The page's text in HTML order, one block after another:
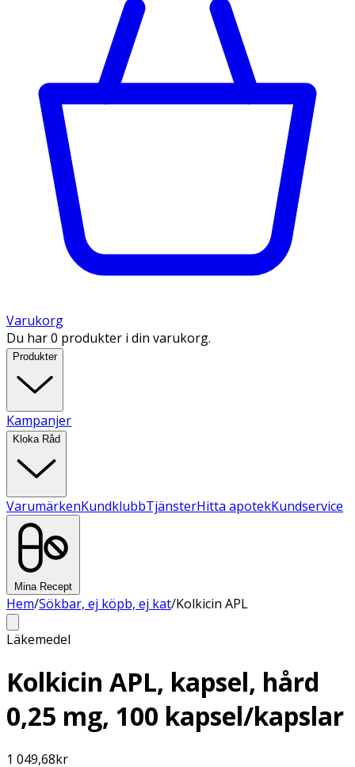
Varukorg
Du har 0 produkter i din varukorg.
Produkter
Kampanjer
Kloka Råd
VarumärkenKundklubbTjänsterHitta apotekKundservice
Mina Recept
Hem/Sökbar, ej köpb, ej kat/Kolkicin APL
Läkemedel
Kolkicin APL, kapsel, hård
0,25 mg, 100 kapsel/kapslar
1 049,68kr